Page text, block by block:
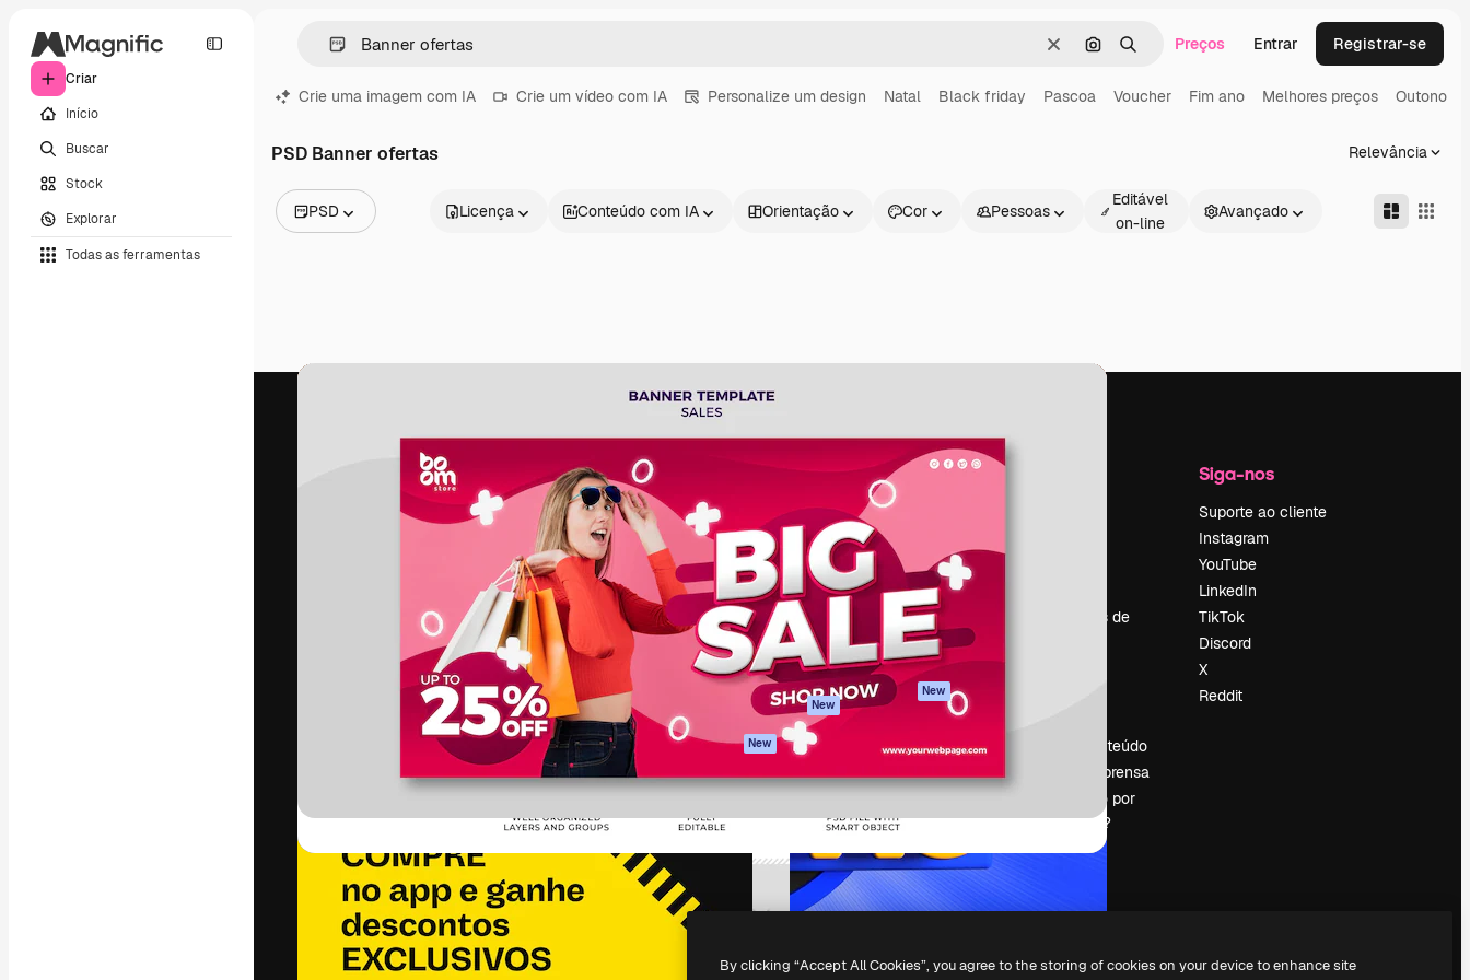
Criar
Início
Buscar
Stock
Explorar
Todas as ferramentas
LimparPesquisar por imagem
BuscarPreços Entrar Registrar-se
Crie uma imagem com IA Crie um vídeo com IA Personalize um design Natal Black friday Pascoa Voucher Fim ano Melhores preços Outono
PSD Banner ofertas Relevância
PSD
Vídeos
Licença Conteúdo com IA Orientação Cor Pessoas
Editável
on-line
Avançado
A plataforma criativa para você direcionar
seu melhor trabalho. Mais de 1 milhão de
assinantes entre criativos, empresas,
agências e estúdios.
Português
Spaces
Assistente de IA
Gerador de
imagens
Gerador de vídeos
Texto para voz
Conteúdo de stock
MCP para
Claude/ChatGPT
New
Agentes New
App móvel
Todas as
Começar
Academy
Documentação
Atendimento
Termos e
condições
Política de
privacidade
Originais
New
Política de cookies
Central de
Afiliados
Empresas
Tendências de
Vender conteúdo
Sala de imprensa
Procurando por
magnific.ai?
Siga-nos
Suporte ao cliente
Instagram
YouTube
LinkedIn
TikTok
Discord
X
Reddit
Copyright © 2010-2026 Freepik Company S.L.U.Todos os direitos reservados.
By clicking “Accept All Cookies”, you agree to the storing of cookies on your device to enhance site